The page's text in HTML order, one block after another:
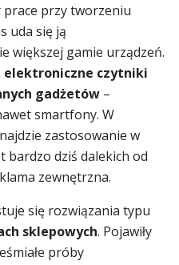
prace przy tworzeniu
uda się ją
większej gamie urządzeń.
elektroniczne czytniki
gadżetów –
smartfony. W
zastosowanie w
bardzo dziś dalekich od
zewnętrzna.
się rozwiązania typu
sklepowych. Pojawiły
próby